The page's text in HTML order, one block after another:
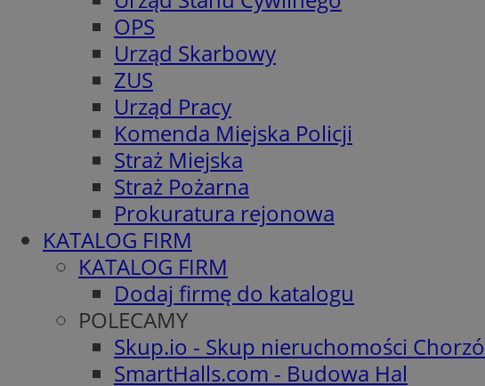
OPS
Urząd Skarbowy
ZUS
Urząd Pracy
Komenda Miejska Policji
Straż Miejska
Straż Pożarna
Prokuratura rejonowa
KATALOG FIRM
KATALOG FIRM
Dodaj firmę do katalogu
POLECAMY
Skup.io - Skup nieruchomości
SmartHalls.com - Budowa Hal